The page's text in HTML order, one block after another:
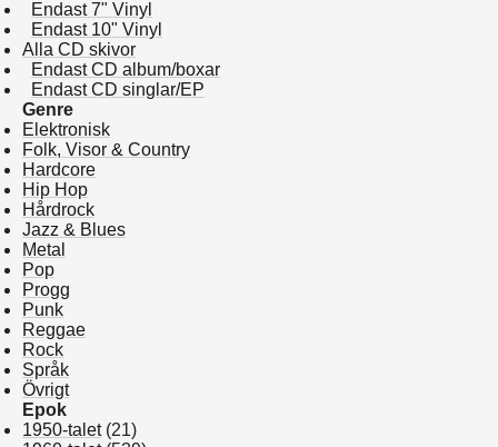
Endast 7" Vinyl
Endast 10" Vinyl
Alla CD skivor
Endast CD album/boxar
Endast CD singlar/EP
Genre
Elektronisk
Folk, Visor & Country
Hardcore
Hip Hop
Hårdrock
Jazz & Blues
Metal
Pop
Progg
Punk
Reggae
Rock
Språk
Övrigt
Epok
1950-talet(21)